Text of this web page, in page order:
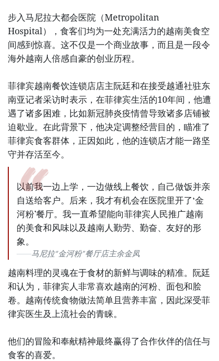
步入马尼拉大都会医院（Metropolitan
Hospital），食客们均为一处充满活力的越南美食空
间感到惊喜。这不仅是一个商业故事，而且是一段令
海外越南人倍感自豪的创业历程。
菲律宾越南餐饮连锁店店主阮廷和在接受越通社驻东
南亚记者采访时表示，在菲律宾生活的10年间，他遭
遇了诸多困难，比如新冠肺炎疫情曾导致诸多店铺被
迫歇业。在此背景下，他决定调整经营目的，瞄准了
菲律宾食客群体，正因如此，他的连锁店才能一路坚
守并存活至今。
以前我一边上学，一边做线上餐饮，自己做饭并亲
自送给客户。后来，我才有机会在医院里开了‘金
河粉’餐厅。我一直希望能向菲律宾人民推广越南
的美食和风味以及越南人勤劳、勤奋、友好的形
象。
马尼拉“金河粉”餐厅店主余金凤
越南料理的灵魂在于食材的新鲜与调味的精准。阮廷
和认为，菲律宾人非常喜欢越南的河粉、面包和脍
卷。越南传统食物做法简单且营养丰富，因此深受菲
律宾医生及上流社会的青睐。
他们的冒险和奉献精神最终赢得了合作伙伴的信任与
食客的喜爱。